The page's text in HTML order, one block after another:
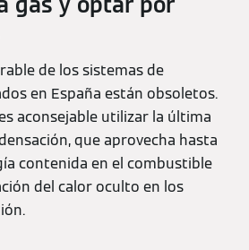
de los sistemas de
en España están obsoletos.
aconsejable utilizar la última
que aprovecha hasta
contenida en el combustible
del calor oculto en los